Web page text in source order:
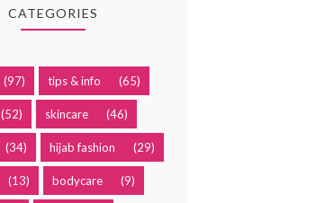
CATEGORIES
(97) tips & info (65)
(52) skincare (46)
(34) hijab fashion (29)
(13) bodycare (9)